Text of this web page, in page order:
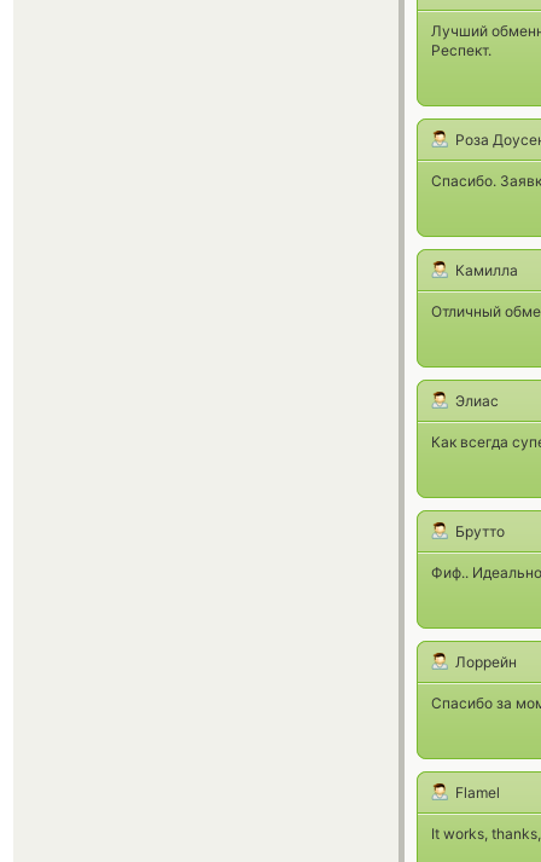
Лучший
Респект.
Роза
Спасибо.
Камилла
Отличный
Элиас
Как всегда
Брутто
Фиф..
Лоррейн
Спасибо за
Flamel
It works,